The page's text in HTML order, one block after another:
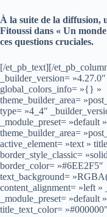
À la suite de la diffusion,
Fitoussi dans « Un
ces questions cruciales.
[/et_pb_text][/
_builder_version=
global_colors_info= »{} »
theme_builder_area=
type= »4_4″
_module_preset=
theme_builder_area=
active_element= »text »
border_style_classic=
border_color= »#6EE2F5″
text_background=
content_alignment= »left »
_module_preset= »default
title_text_color= »#000000″